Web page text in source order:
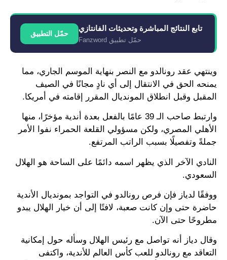
تابع النتائج المباشرة وتحديثات الفانتازي
حمّل تطبيق Fanzword
حمّل التطبيق
وينتهي عقد رونالدو مع النصر بنهاية الموسم الجاري، مما
يمنحه الحق في الانتقال إلى أي نادٍ مجانًا في الصيف
المقبل وقبل انطلاق المونديال المقرر إقامته في أمريكا.
وارتبط صاحب الـ 39 عامًا بالفعل بعدة أندية مؤخرًا، منها
الأهلي المصري، ولكن مسؤولي القلعة الحمراء نفوا الأمر
جملةً وتفصيلًا بسبب الراتب المرتفع.
النادي الآخر الذي يظهر اسمه دائمًا على الساحة هو الهلال
السعودي.
ووفقًا لدياز فإن فرص رونالدو في التواجد بمونديال الأندية
حاضرة حتى وإن كانت صعبة، لافتًا إلى أن خيار الهلال يبدو
مطروحًا حتى الآن.
وقال دياز أنه تواصل مع رئيس الهلال وسأله حول إمكانية
التعاقد مع رونالدو للعب كأس العالم للأندية، واكتفى